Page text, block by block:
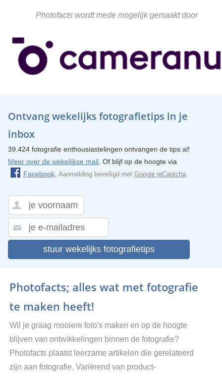
Photofacts wordt mede mogelijk gemaakt door
Ontvang wekelijks fotografietips in je
inbox
39.424 fotografie enthousiastelingen ontvangen de tips al!
Meer over de wekelijkse mail. Of blijf op de hoogte via
Facebook. Aanmelding beveiligd met Google reCaptcha.
stuur wekelijks fotografietips
Photofacts; alles wat met fotografie
te maken heeft!
Wil je graag mooiere foto's maken en op de hoogte
blijven van ontwikkelingen binnen de fotografie?
Photofacts plaatst leerzame artikelen die gerelateerd
zijn aan fotografie. Variërend van product-